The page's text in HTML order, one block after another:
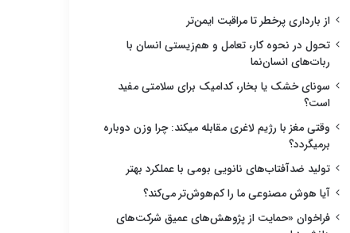
از بارداری پرخطر تا مراقبت ایمن‌تر
تحول در نحوه کار، تعامل و هم‌زیستی انسان با
ربات‌های انسان‌نما
سونای خشک یا بخار، کدامیک برای سلامتی مفید
است؟
وقتی مغز با رژیم لاغری مقابله میکند: چرا وزن دوباره
برمیگردد؟
تولید ضدآفتاب‌های نانویی بومی با عملکرد بهتر
آیا هوش مصنوعی ما را کم‌هوش‌تر می‌کند؟
فراخوان «حمایت از پژوهش‌های عمیق شرکت‌های